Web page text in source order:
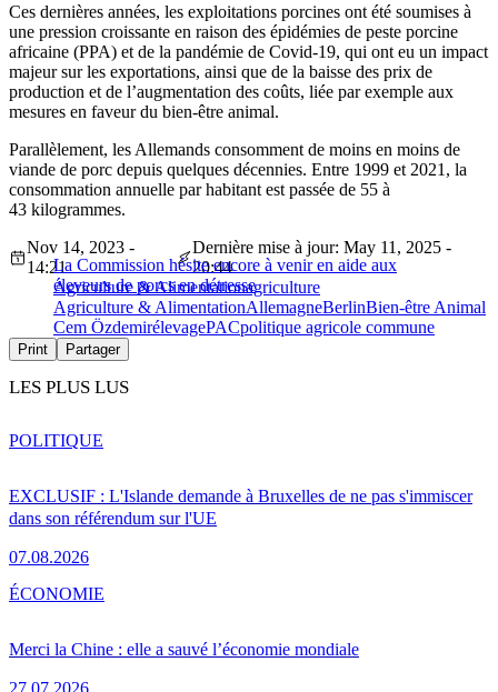
Ces dernières années, les exploitations porcines ont été soumises à
une pression croissante en raison des épidémies de peste porcine
africaine (PPA) et de la pandémie de Covid-19, qui ont eu un impact
majeur sur les exportations, ainsi que de la baisse des prix de
production et de l’augmentation des coûts, liée par exemple aux
mesures en faveur du bien-être animal.
Parallèlement, les Allemands consomment de moins en moins de
viande de porc depuis quelques décennies. Entre 1999 et 2021, la
consommation annuelle par habitant est passée de 55 à
43 kilogrammes.
La Commission hésite encore à venir en aide aux
éleveurs de porcs en détresse
Nov 14, 2023 -
14:21
Dernière mise à jour: May 11, 2025 -
20:44
Agriculture & Alimentationagriculture
Agriculture & AlimentationAllemagneBerlinBien-être Animal
Cem ÖzdemirélevagePACpolitique agricole commune
Print Partager
LES PLUS LUS
EXCLUSIF : L'Islande demande à Bruxelles de ne pas s'immiscer
dans son référendum sur l'UE
07.08.2026
POLITIQUE
Merci la Chine : elle a sauvé l’économie mondiale
ÉCONOMIE